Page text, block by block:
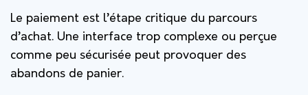
Le paiement est l’étape critique du parcours
d’achat. Une interface trop complexe ou perçue
comme peu sécurisée peut provoquer des
abandons de panier.